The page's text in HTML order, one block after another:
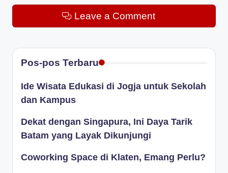
Leave a Comment
Pos-pos Terbaru
Ide Wisata Edukasi di Jogja untuk Sekolah
dan Kampus
Dekat dengan Singapura, Ini Daya Tarik
Batam yang Layak Dikunjungi
Coworking Space di Klaten, Emang Perlu?